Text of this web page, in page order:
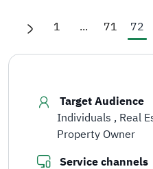
1 ... 71 72
Target Audience
Individuals Real
Property Owner
Service channels